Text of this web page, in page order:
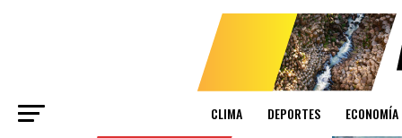
CLIMA DEPORTES ECONOMÍA